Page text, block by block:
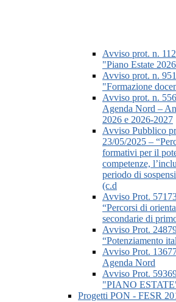
Avviso prot. n.
"Piano Estate
Avviso prot. n.
"Formazione
Avviso prot. n.
Agenda Nord –
2026 e 2026-2027
Avviso Pubblico
23/05/2025 –
formativi per il
competenze,
periodo di
(c.d
Avviso Prot.
“Percorsi di
secondarie di
Avviso Prot.
“Potenziamento
Avviso Prot.
Agenda Nord
Avviso Prot.
"PIANO
Progetti PON - FESR